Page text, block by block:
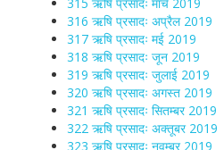
316 ऋषि प्रसादः अप्रैल 2019
317 ऋषि प्रसादः मई 2019
318 ऋषि प्रसादः जून 2019
319 ऋषि प्रसादः जुलाई 2019
320 ऋषि प्रसादः अगस्त 2019
321 ऋषि प्रसादः सितम्बर 2019
322 ऋषि प्रसादः अक्तूबर 2019
323 ऋषि प्रसादः नवम्बर 2019